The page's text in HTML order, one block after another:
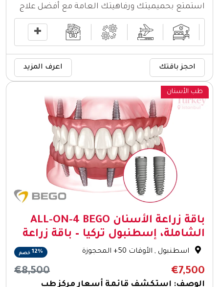
استمتع بحميميتك ورفاهيتك العامة مع أفضل علاج
عالي الجودة من عيادة صحة الرجال الخاصة بنا في
إسطنبول، تركيا.
احجز باقتك اعرف المزيد
طب الأسنان
باقة زراعة الأسنان ALL-ON-4 BEGO
الشاملة، إسطنبول تركيا – باقة زراعة
اسطنبول , الأوقات 50+ المحجوزة 12% خصم
€7,500
€8,500
الوصف: استكشف قائمة أسعار مركز طب